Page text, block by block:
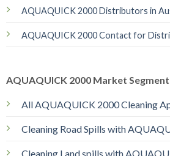
AQUAQUICK 2000 Distributors in
AQUAQUICK 2000 Contact for
AQUAQUICK 2000 Market Segment
All AQUAQUICK 2000 Cleaning
Cleaning Road Spills with
Cleaning Land spills with